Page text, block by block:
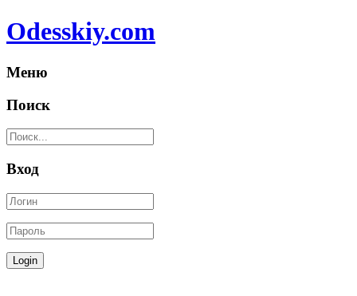
Odesskiy.com
Меню
Поиск
Вход